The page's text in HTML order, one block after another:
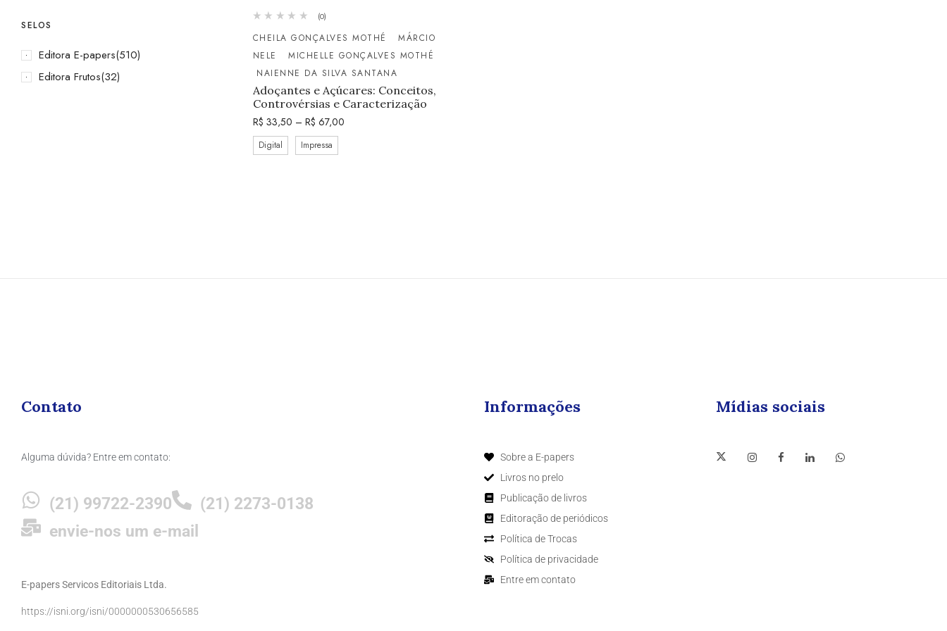
SELOS
Editora E-papers(510)
Editora Frutos(32)
(0)
CHEILA GONÇALVES MOTHÉ
MÁRCIO
NELE
MICHELLE GONÇALVES MOTHÉ
NAIENNE DA SILVA SANTANA
Adoçantes e Açúcares: Conceitos,
Controvérsias e Caracterização
R$ 33,50 – R$ 67,00
Digital Impressa
Contato
Alguma dúvida? Entre em contato:
(21) 99722-2390
(21) 2273-0138
envie-nos um e-mail
E-papers Servicos Editoriais Ltda.
https://isni.org/isni/0000000530656585
Informações
Sobre a E-papers
Livros no prelo
Publicação de livros
Editoração de periódicos
Política de Trocas
Política de privacidade
Entre em contato
Mídias sociais